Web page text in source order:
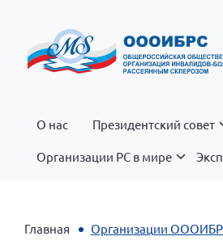
О нас Президентский совет
Организации РС в мире
Главная Организации